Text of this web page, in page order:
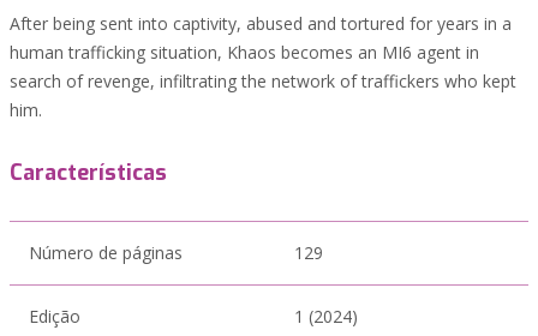
After being sent into captivity, abused and tortured for years in a
human trafficking situation, Khaos becomes an MI6 agent in
search of revenge, infiltrating the network of traffickers who kept
him.
Características
Número de páginas 129
Edição 1 (2024)